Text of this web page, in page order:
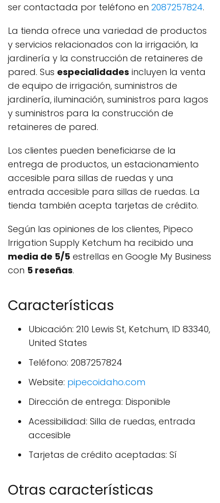
ser contactada por teléfono en 2087257824.
La tienda ofrece una variedad de productos
y servicios relacionados con la irrigación, la
jardinería y la construcción de retaineres de
pared. Sus especialidades incluyen la venta
de equipo de irrigación, suministros de
jardinería, iluminación, suministros para lagos
y suministros para la construcción de
retaineres de pared.
Los clientes pueden beneficiarse de la
entrega de productos, un estacionamiento
accesible para sillas de ruedas y una
entrada accesible para sillas de ruedas. La
tienda también acepta tarjetas de crédito.
Según las opiniones de los clientes, Pipeco
Irrigation Supply Ketchum ha recibido una
media de 5/5 estrellas en Google My Business
con 5 reseñas.
Características
Ubicación: 210 Lewis St, Ketchum, ID 83340,
United States
Teléfono: 2087257824
Website: pipecoidaho.com
Dirección de entrega: Disponible
Acessibilidad: Silla de ruedas, entrada
accesible
Tarjetas de crédito aceptadas: Sí
Otras características